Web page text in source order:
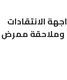
الانتقادات
وملاحقة ممرض